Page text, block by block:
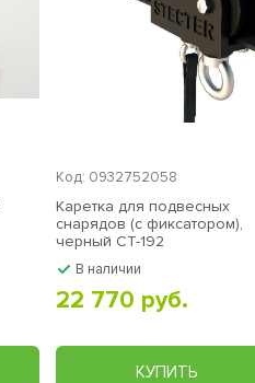
Код: 0932752058
Каретка для подвесных
снарядов (с фиксатором),
черный СТ-192
В наличии
22 770 руб.
КУПИТЬ